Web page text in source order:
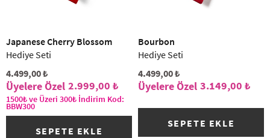
Japanese Cherry Blossom
Hediye Seti
4.499,00 ₺
2.999,00 ₺
1500₺ ve Üzeri 300₺ İndirim Kod:
BBW300
SEPETE EKLE
Bourbon
Hediye Seti
4.499,00 ₺
3.149,00 ₺
SEPETE EKLE